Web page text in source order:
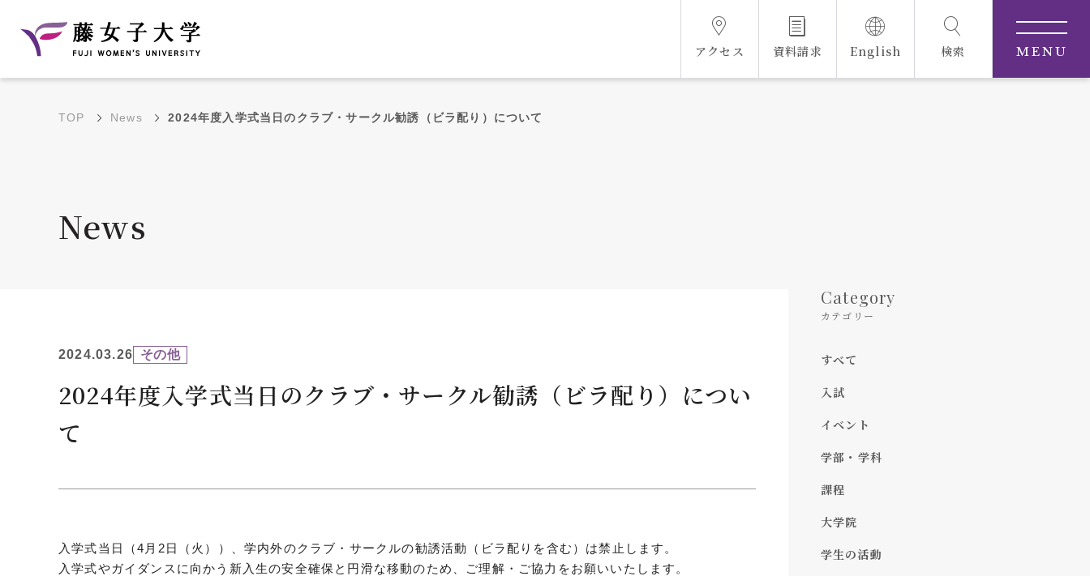
大学院の教育目的
花川キャンパス無料ス
３Dパノラマビュー
広報活動
プレスリリース
取材・撮影依頼
メディア出演・掲載
遺贈寄付について
学則
アクセス 資料請求 English 検索 MENU
TOP News 2024年度入学式当日のクラブ・サークル勧誘（ビラ配り）について
News
2024.03.26 その他
2024年度入学式当日のクラブ・サークル勧誘（ビラ配り）につい
て
入学式当日（4月2日（火））、学内外のクラブ・サークルの勧誘活動（ビラ配りを含む）は禁止します。
入学式やガイダンスに向かう新入生の安全確保と円滑な移動のため、ご理解・ご協力をお願いいたします。
Category
カテゴリー
すべて
入試
イベント
学部・学科
課程
大学院
学生の活動